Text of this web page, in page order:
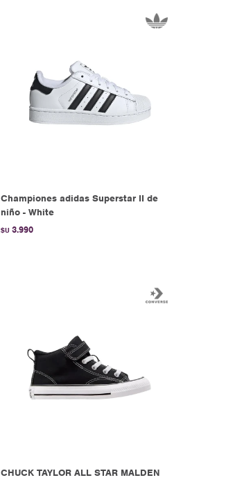
Championes adidas Superstar II de
niño - White
$U 3.990
CHUCK TAYLOR ALL STAR MALDEN